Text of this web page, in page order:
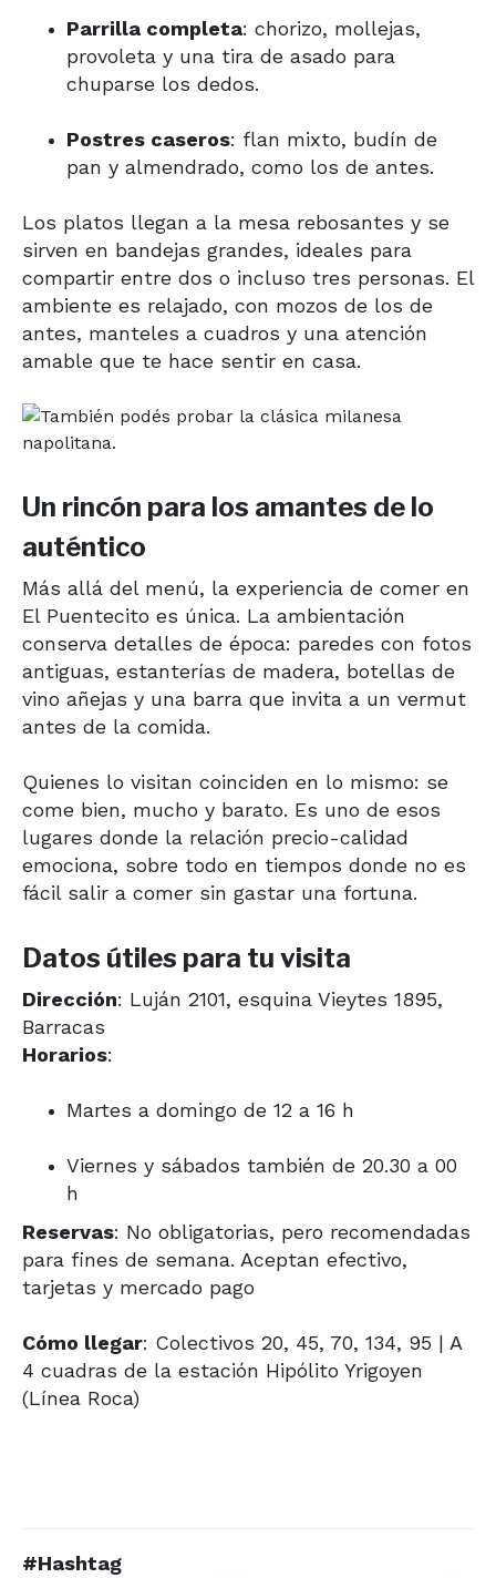
Parrilla completa: chorizo, mollejas,
provoleta y una tira de asado para
chuparse los dedos.
Postres caseros: flan mixto, budín de
pan y almendrado, como los de antes.
Los platos llegan a la mesa rebosantes y se
sirven en bandejas grandes, ideales para
compartir entre dos o incluso tres personas. El
ambiente es relajado, con mozos de los de
antes, manteles a cuadros y una atención
amable que te hace sentir en casa.
Un rincón para los amantes de lo
auténtico
Más allá del menú, la experiencia de comer en
El Puentecito es única. La ambientación
conserva detalles de época: paredes con fotos
antiguas, estanterías de madera, botellas de
vino añejas y una barra que invita a un vermut
antes de la comida.
Quienes lo visitan coinciden en lo mismo: se
come bien, mucho y barato. Es uno de esos
lugares donde la relación precio-calidad
emociona, sobre todo en tiempos donde no es
fácil salir a comer sin gastar una fortuna.
Datos útiles para tu visita
Dirección: Luján 2101, esquina Vieytes 1895,
Barracas
Horarios:
Martes a domingo de 12 a 16 h
Viernes y sábados también de 20.30 a 00
h
Reservas: No obligatorias, pero recomendadas
para fines de semana. Aceptan efectivo,
tarjetas y mercado pago
Cómo llegar: Colectivos 20, 45, 70, 134, 95 | A
4 cuadras de la estación Hipólito Yrigoyen
(Línea Roca)
#Hashtag